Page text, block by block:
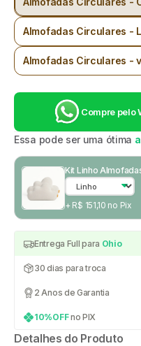
Almofadas Circulares -
Almofadas Circulares -
Compre pelo
Essa pode ser uma ótima
Kit Linho
+ R$ 151,10 no Pix
Entrega Full para Ohio
30 dias para troca
2 Anos de Garantia
10%OFFno PIX
Detalhes do Produto